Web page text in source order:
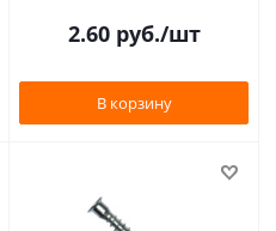
2.60руб./шт
В корзину